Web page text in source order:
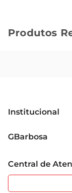
Produtos
Institucional
Grupo Cencosud
Sobre
Portal do
Nossas Lojas
GBarbosa
Garantia
Serviços
Central de